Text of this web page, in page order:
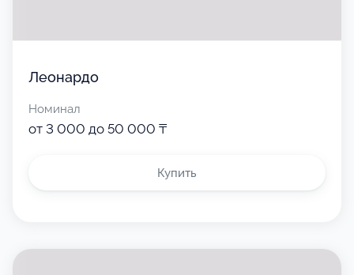
Леонардо
Номинал
от 3 000 до 50 000 ₸
Купить